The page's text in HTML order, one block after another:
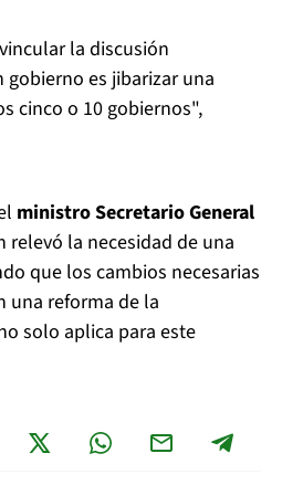
la discusión
es jibarizar una
cinco o 10 gobiernos",
ministro Secretario General
relevó la necesidad de una
que los cambios necesarias
una reforma de la
solo aplica para este